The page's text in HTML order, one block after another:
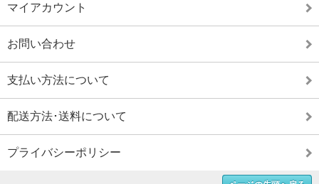
マイアカウント
お問い合わせ
支払い方法について
配送方法･送料について
プライバシーポリシー